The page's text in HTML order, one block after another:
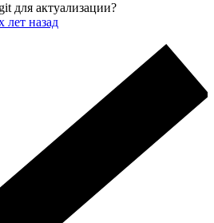
для актуализации?
лет назад